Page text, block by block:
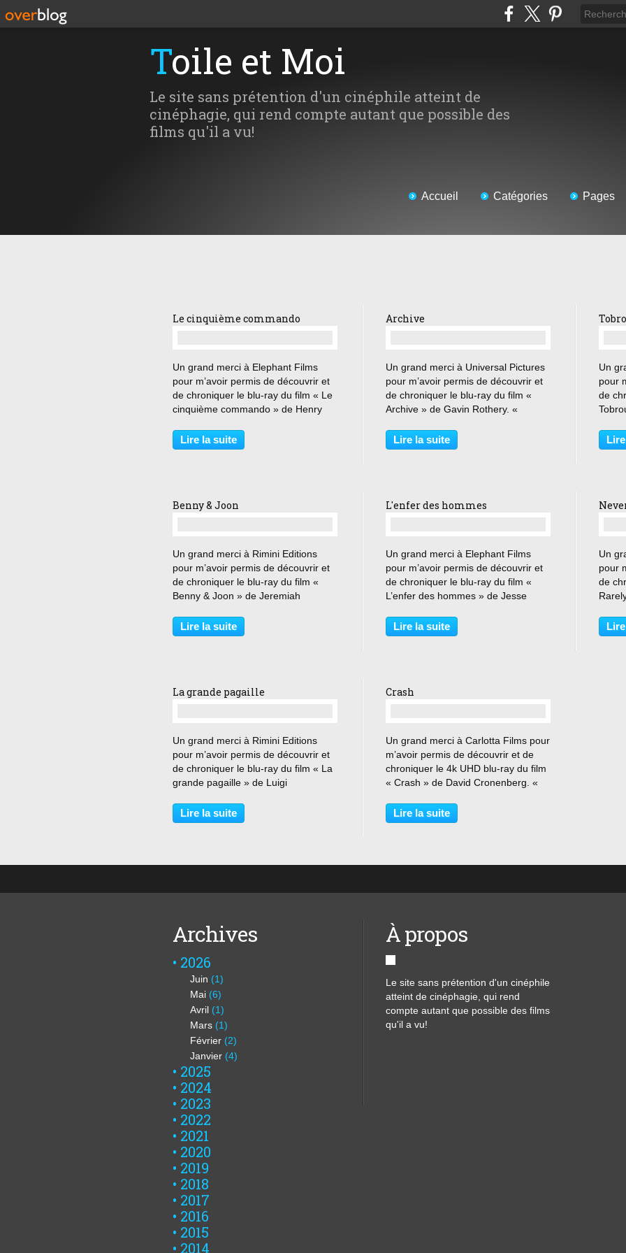
Toile et Moi
Le site sans prétention d'un cinéphile atteint de
cinéphagie, qui rend compte autant que possible des
films qu'il a vu!
Accueil Catégories Pages
Le cinquième commando
Un grand merci à Elephant Films
pour m’avoir permis de découvrir et
de chroniquer le blu-ray du film « Le
cinquième commando » de Henry
valent les généraux ! » Le Capitaine
Forster, officier Britannique se laisse
Lire la suite
Archive
Un grand merci à Universal Pictures
pour m’avoir permis de découvrir et
de chroniquer le blu-ray du film «
Archive » de Gavin Rothery. «
miens. C’est pour toi que je les
fabrique. » 2038 : George Almore
Lire la suite
Un
pour
de
Un
Benny & Joon
Un grand merci à Rimini Editions
pour m’avoir permis de découvrir et
de chroniquer le blu-ray du film «
Benny & Joon » de Jeremiah
quelqu’un, ça veut dire quoi ? »
Depuis la mort accidentelle de leurs
Lire la suite
L'enfer des hommes
Un grand merci à Elephant Films
pour m’avoir permis de découvrir et
de chroniquer le blu-ray du film «
L’enfer des hommes » de Jesse
seras comme nous tous : un vétéran.
Tu auras toujours la trouille » Bien
Lire la suite
Un
pour
de
qu’il
La grande pagaille
Un grand merci à Rimini Editions
pour m’avoir permis de découvrir et
de chroniquer le blu-ray du film « La
grande pagaille » de Luigi
d’invraisemblable : les allemands se
sont alliés au américains ! Ils nous
Lire la suite
Crash
Un grand merci à Carlotta Films pour
m’avoir permis de découvrir et de
chroniquer le 4k UHD blu-ray du film
« Crash » de David Cronenberg. «
plus pouvoir regarder une voiture. Et
encore moins la conduire. » James
Lire la suite
Archives
2026
Juin (1)
Mai (6)
Avril (1)
Mars (1)
Février (2)
Janvier (4)
2025
2024
2023
2022
2021
2020
2019
2018
2017
2016
2015
2014
À propos
Le site sans prétention d'un cinéphile
atteint de cinéphagie, qui rend
compte autant que possible des films
qu'il a vu!